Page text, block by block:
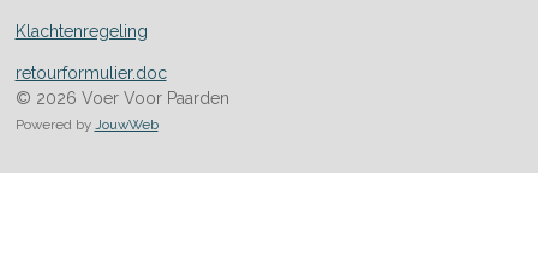
Klachtenregeling
retourformulier.doc
© 2026 Voer Voor Paarden
Powered by JouwWeb